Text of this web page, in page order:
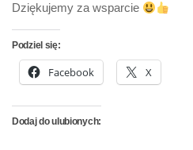
Dziękujemy za wsparcie
Podziel się:
Facebook X
Dodaj do ulubionych: